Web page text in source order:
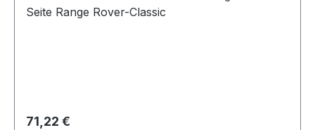
Seite Range Rover-Classic
Regulärer Preis:
71,22 €